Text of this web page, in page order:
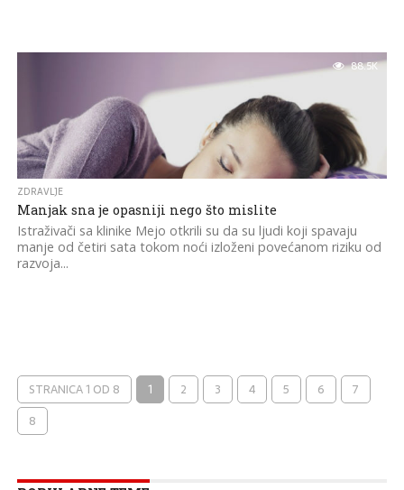
88.5K
ZDRAVLJE
Manjak sna je opasniji nego što mislite
Istraživači sa klinike Mejo otkrili su da su ljudi koji spavaju
manje od četiri sata tokom noći izloženi povećanom riziku od
razvoja...
STRANICA 1 OD 8 1 2 3 4 5 6
7
8